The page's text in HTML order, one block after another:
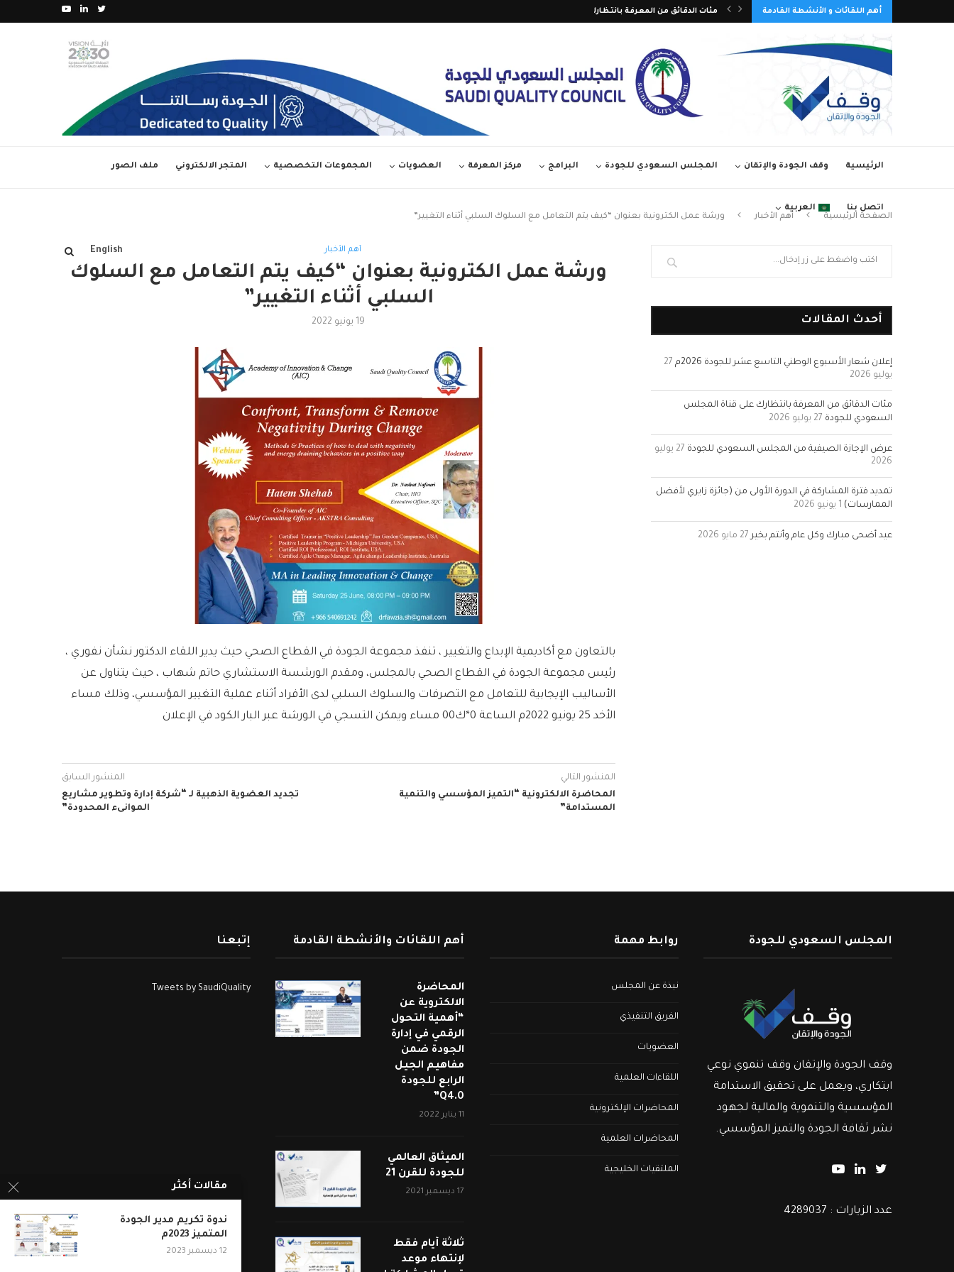
أهم اللقائات و الأنشطة القادمةالوطني التاسع عشر للجودة 2026م مئات الدقائق من المعرفة بانتظارك على قناة المجلس... العدد 36 من مجلة آفاق الجودة – مارس...
الرئيسية وقف الجودة والإتقان المجلس السعودي للجودة البرامج مركز المعرفة العضويات المجموعات التخصصية المتجر الالكتروني ملف الصور
اتصل بنا العربية
English
الصفحة الرئيسية أهم الأخبار ورشة عمل الكترونية بعنوان “كيف يتم التعامل مع السلوك السلبي أثناء التغيير”
أهم الأخبار
ورشة عمل الكترونية بعنوان “كيف يتم التعامل مع السلوك
السلبي أثناء التغيير”
19 يونيو 2022
بالتعاون مع أكاديمية الإبداع والتغيير ، تنفذ مجموعة الجودة في القطاع الصحي حيث يدير اللقاء الدكتور نشأن نفوري ،
رئيس مجموعة الجودة في القطاع الصحي بالمجلس، ومقدم الورشسة الاستشاري حاتم شهاب ، حيث يتناول عن
الأساليب الإيجابية للتعامل مع التصرفات والسلوك السلبي لدى الأفراد أثناء عملية التغيير المؤسسي، وذلك مساء
الأخد 25 يونيو 2022م الساعة 0*ك00 مساء ويمكن التسجي في الورشة عبر البار الكود في الإعلان
المنشور السابق
تجديد العضوية الذهبية لـ “شركة إدارة وتطوير مشاريع
الموانىء المحدودة”
المنشور التالي
المحاضرة الالكترونية “التميز المؤسسي والتنمية
المستدامة”
أحدث المقالات
إعلان شعار الأسبوع الوطني التاسع عشر للجودة 2026م
27
يوليو 2026
مئات الدقائق من المعرفة بانتظارك على قناة المجلس
السعودي للجودة 27 يوليو 2026
عرض الإجازة الصيفية من المجلس السعودي للجودة
27 يوليو
2026
تمديد فترة المشاركة في الدورة الأولى من (جائزة زايري لأفضل
الممارسات) 1 يونيو 2026
عيد أضحى مبارك وكل عام وأنتم بخير 27 مايو 2026
المجلس السعودي للجودة
وقف الجودة والإتقان وقف تنموي نوعي
ابتكاري، ويعمل على تحقيق الاستدامة
المؤسسية والتنموية والمالية لجهود
نشر ثقافة الجودة والتميز المؤسسي.
عدد الزيارات : 4289037
روابط مهمة
نبذة عن المجلس
الفريق التنفيذي
العضويات
اللقاءات العلمية
المحاضرات الإلكترونية
المحاضرات العلمية
الملتقيات الخليجية
أهم اللقائات والأنشطة القادمة
المحاضرة
الالكتروية عن
“أهمية التحول
الرقمي في إدارة
الجودة ضمن
مفاهيم الجيل
الرابع للجودة
Q4.0”
11 يناير 2022
الميثاق العالمي
للجودة للقرن 21
17 ديسمبر 2021
ثلاثة أيام فقط
لإنتهاء موعد
إتبعنا
Tweets by SaudiQuality
مقالات أكثر
ندوة تكريم مدير الجودة
المتميز 2023م
12 ديسمبر 2023